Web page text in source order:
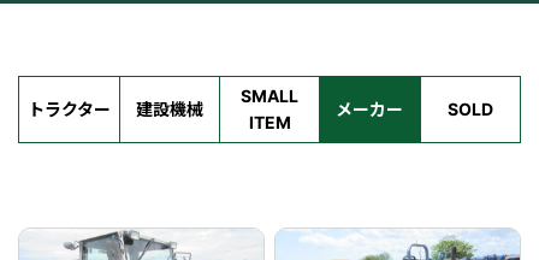
トラクター 建設機械
SMALL
ITEM
メーカー SOLD